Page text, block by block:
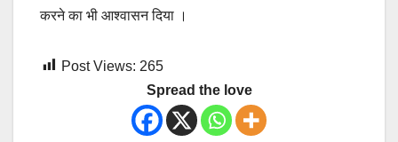
करने का भी आश्वासन दिया ।
Post Views: 265
Spread the love